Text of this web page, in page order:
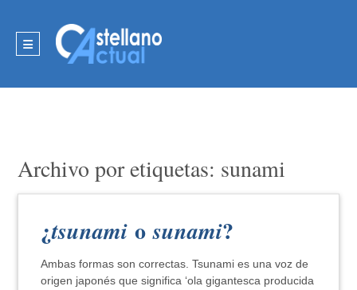
Archivo por etiquetas: sunami
¿tsunami osunami?
Ambas formas son correctas. Tsunami es una voz de
origen japonés que significa ‘ola gigantesca producida